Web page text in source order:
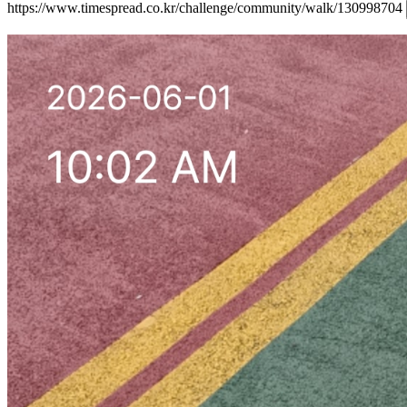
https://www.timespread.co.kr/challenge/community/walk/130998704